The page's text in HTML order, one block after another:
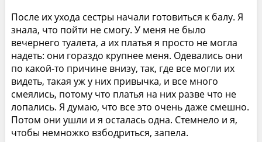
После их ухода сестры начали готовиться к балу. Я
знала, что пойти не смогу. У меня не было
вечернего туалета, а их платья я просто не могла
надеть: они гораздо крупнее меня. Одевались они
по какой-то причине внизу, так, где все могли их
видеть, такая уж у них привычка, и все много
смеялись, потому что платья на них разве что не
лопались. Я думаю, что все это очень даже смешно.
Потом они ушли и я осталась одна. Стемнело и я,
чтобы немножко взбодриться, запела.